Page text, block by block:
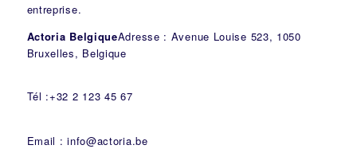
entreprise.
Actoria BelgiqueAdresse : Avenue Louise 523, 1050
Bruxelles, Belgique
Tél :+32 2 123 45 67
Email : info@actoria.be